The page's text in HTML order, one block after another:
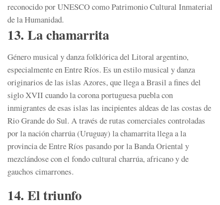
reconocido por UNESCO como Patrimonio Cultural Inmaterial
de la Humanidad.
13. La chamarrita
Género musical y danza folklórica del Litoral argentino,
especialmente en Entre Ríos. Es un estilo musical y danza
originarios de las islas Azores, que llega a Brasil a fines del
siglo XVII cuando la corona portuguesa puebla con
inmigrantes de esas islas las incipientes aldeas de las costas de
Rio Grande do Sul. A través de rutas comerciales controladas
por la nación charrúa (Uruguay) la chamarrita llega a la
provincia de Entre Ríos pasando por la Banda Oriental y
mezclándose con el fondo cultural charrúa, africano y de
gauchos cimarrones.
14. El triunfo